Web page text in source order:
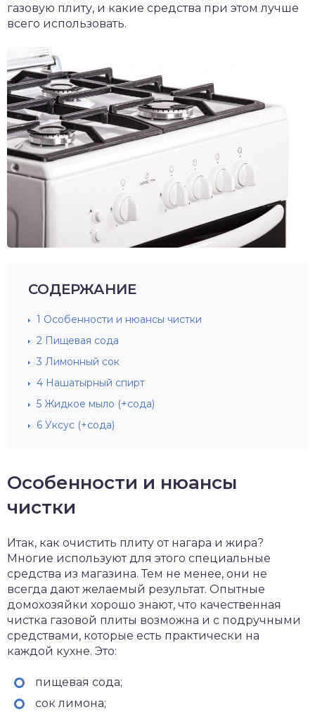
газовую плиту, и какие средства при этом лучше
всего использовать.
СОДЕРЖАНИЕ
1 Особенности и нюансы чистки
2 Пищевая сода
3 Лимонный сок
4 Нашатырный спирт
5 Жидкое мыло (+сода)
6 Уксус (+сода)
Особенности и нюансы
чистки
Итак, как очистить плиту от нагара и жира?
Многие используют для этого специальные
средства из магазина. Тем не менее, они не
всегда дают желаемый результат. Опытные
домохозяйки хорошо знают, что качественная
чистка газовой плиты возможна и с подручными
средствами, которые есть практически на
каждой кухне. Это:
пищевая сода;
сок лимона;